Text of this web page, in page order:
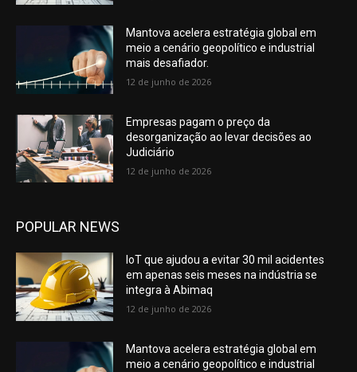
Mantova acelera estratégia global em
meio a cenário geopolítico e industrial
mais desafiador.
12 de junho de 2026
Empresas pagam o preço da
desorganização ao levar decisões ao
Judiciário
12 de junho de 2026
POPULAR NEWS
IoT que ajudou a evitar 30 mil acidentes
em apenas seis meses na indústria se
integra à Abimaq
12 de junho de 2026
Mantova acelera estratégia global em
meio a cenário geopolítico e industrial